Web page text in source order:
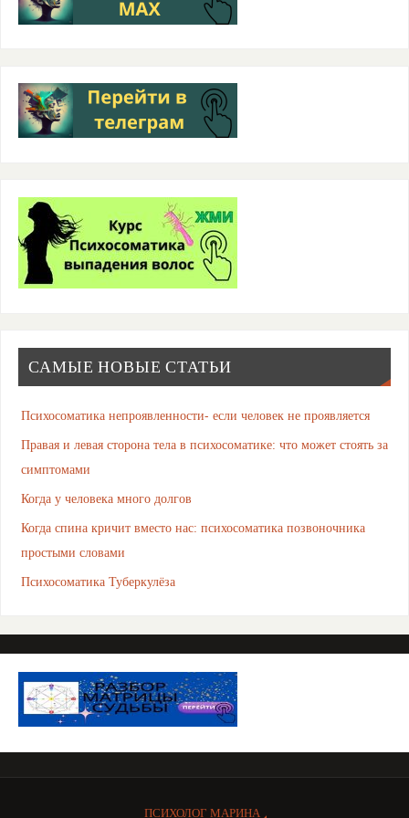
САМЫЕ НОВЫЕ СТАТЬИ
Психосоматика непроявленности- если человек не проявляется
Правая и левая сторона тела в психосоматике: что может стоять за
симптомами
Когда у человека много долгов
Когда спина кричит вместо нас: психосоматика позвоночника
простыми словами
Психосоматика Туберкулёза
ПСИХОЛОГ МАРИНА